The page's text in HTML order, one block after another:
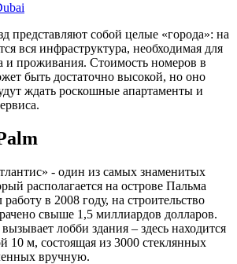
представляют собой целые «города»: на
вся инфраструктура, необходимая для
и проживания. Стоимость номеров в
быть достаточно высокой, но оно
ждать роскошные апартаменты и
- один из самых знаменитых
располагается на острове Пальма
в 2008 году, на строительство
свыше 1,5 миллиардов долларов.
лобби здания – здесь находится
10 м, состоящая из 3000 стеклянных
вручную.